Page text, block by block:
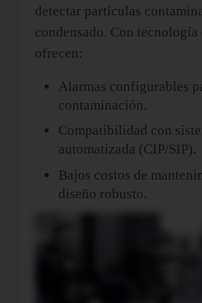
detectar partículas
condensado. Con
ofrecen:
Alarmas configurables
contaminación.
Compatibilidad con
automatizada (CIP/SIP).
Bajos costos de
diseño robusto.